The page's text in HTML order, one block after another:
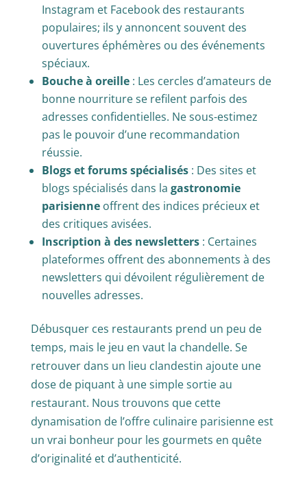
Instagram et Facebook des restaurants
populaires; ils y annoncent souvent des
ouvertures éphémères ou des événements
spéciaux.
Bouche à oreille: Les cercles d’amateurs de
bonne nourriture se refilent parfois des
adresses confidentielles. Ne sous-estimez
pas le pouvoir d’une recommandation
réussie.
Blogs et forums spécialisés: Des sites et
blogs spécialisés dans la gastronomie
parisienneoffrent des indices précieux et
des critiques avisées.
Inscription à des newsletters: Certaines
plateformes offrent des abonnements à des
newsletters qui dévoilent régulièrement de
nouvelles adresses.
Débusquer ces restaurants prend un peu de
temps, mais le jeu en vaut la chandelle. Se
retrouver dans un lieu clandestin ajoute une
dose de piquant à une simple sortie au
restaurant. Nous trouvons que cette
dynamisation de l’offre culinaire parisienne est
un vrai bonheur pour les gourmets en quête
d’originalité et d’authenticité.